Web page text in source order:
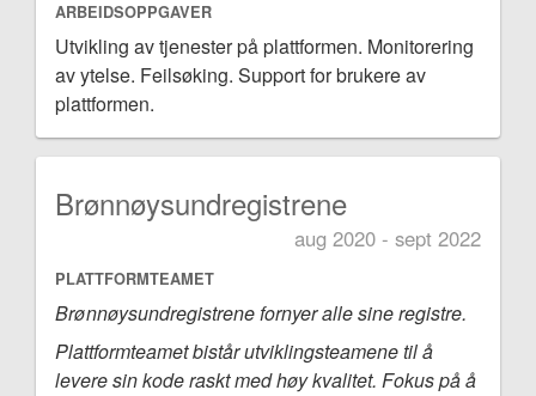
ARBEIDSOPPGAVER
Utvikling av tjenester på plattformen. Monitorering
av ytelse. Feilsøking. Support for brukere av
plattformen.
Brønnøysundregistrene
aug 2020 - sept 2022
PLATTFORMTEAMET
Brønnøysundregistrene fornyer alle sine registre.
Plattformteamet bistår utviklingsteamene til å
levere sin kode raskt med høy kvalitet. Fokus på å